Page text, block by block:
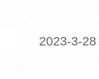
2023-3-28